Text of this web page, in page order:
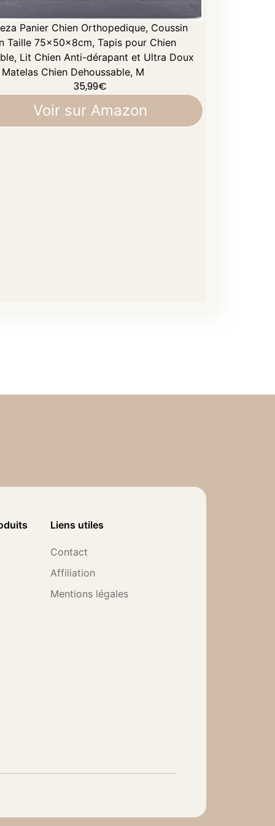
Panier Chien Orthopedique, Coussin
Taille 75x50x8cm, Tapis pour Chien
Lit Chien Anti-dérapant et Ultra Doux
Chien Dehoussable, M
35,99€
Voir sur Amazon
Liens utiles
Contact
Affiliation
Mentions légales